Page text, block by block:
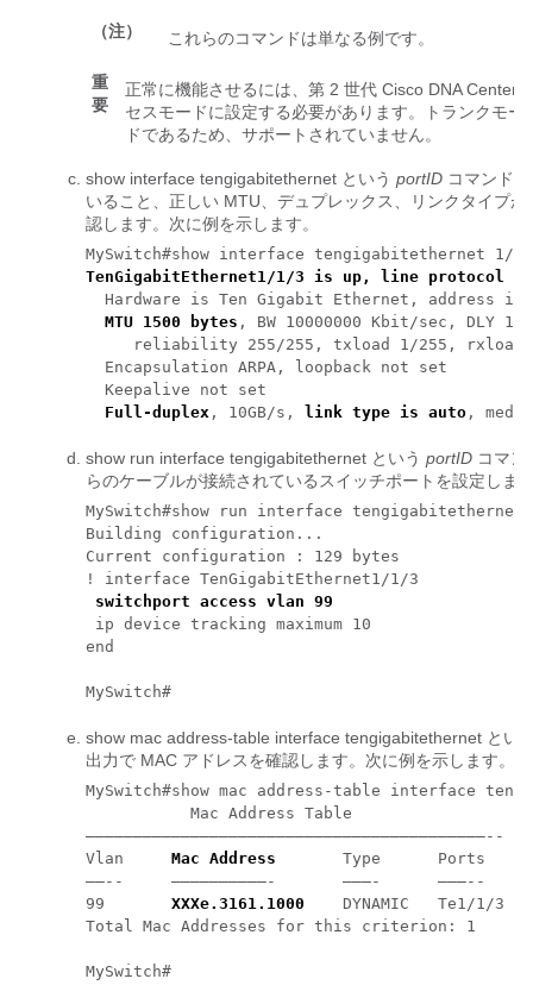
（注） これらのコマンドは単なる例です。
重
要
正常に機能させるには、第 2 世代 Cisco DNA Center
セスモードに設定する必要があります。トランクモ
ドであるため、サポートされていません。
show interface tengigabitethernet という portID コマンド
いること、正しい MTU、デュプレックス、リンクタイプ
認します。次に例を示します。
TenGigabitEthernet1/1/3 is up, line protocol is
Hardware is Ten Gigabit Ethernet, address
MTU 1500 bytes , BW 10000000 Kbit/sec, DLY
reliability 255/255, txload 1/255,
  Encapsulation ARPA, loopback not set
  Keepalive not set
Full-duplex , 10GB/s, link type is auto ,
show run interface tengigabitethernet という portID コマ
らのケーブルが接続されているスイッチポートを設定しま
MySwitch#show run interface
Building configuration...
Current configuration : 129 bytes
! interface TenGigabitEthernet1/1/3
switchport access vlan 99
ip device tracking maximum 10
end
MySwitch#
show mac address-table interface tengigabitethernet とい
出力で MAC アドレスを確認します。次に例を示します。
MySwitch#show mac address-table interface
           Mac Address Table
––––––––––––––––––––––––––––––––––––––––––--
Vlan Mac Address
       Type      Ports
––--     ––––––––––-       –––-      –––--
99 XXXe.3161.1000
    DYNAMIC   Te1/1/3
Total Mac Addresses for this criterion: 1
MySwitch#